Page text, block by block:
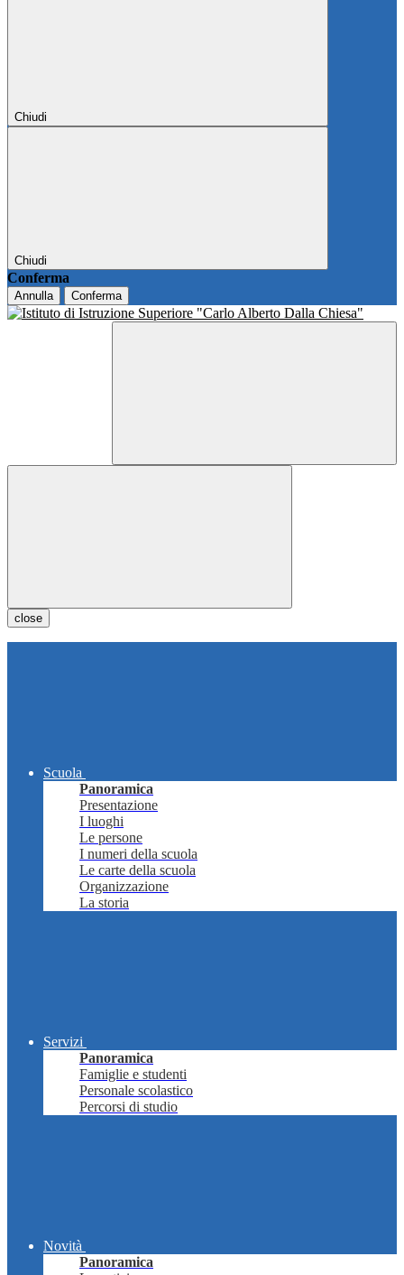
Chiudi
Chiudi
Conferma
Annulla Conferma
close
Scuola
Panoramica
Presentazione
I luoghi
Le persone
I numeri della scuola
Le carte della scuola
Organizzazione
La storia
Servizi
Panoramica
Famiglie e studenti
Personale scolastico
Percorsi di studio
Novità
Panoramica